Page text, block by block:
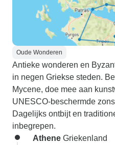
Oude Wonderen
Antieke wonderen en
in negen Griekse steden.
Mycene, doe mee aan
UNESCO-beschermde
Dagelijks ontbijt en
inbegrepen.
Athene Griekenland